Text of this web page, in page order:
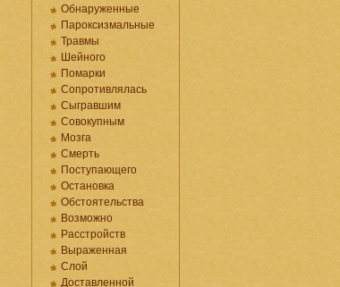
Обнаруженные
Пароксизмальные
Травмы
Шейного
Помарки
Сопротивлялась
Сыгравшим
Совокупным
Мозга
Смерть
Поступающего
Остановка
Обстоятельства
Возможно
Расстройств
Выраженная
Слой
Доставленной